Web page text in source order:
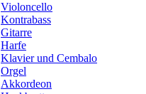
Violoncello
Kontrabass
Gitarre
Harfe
Klavier und Cembalo
Orgel
Akkordeon